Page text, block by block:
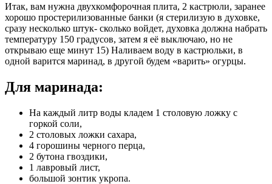
Итак, вам нужна двухкомфорочная плита, 2 кастрюли, заранее
хорошо простерилизованные банки (я стерилизую в духовке,
сразу несколько штук- сколько войдет, духовка должна набрать
температуру 150 градусов, затем я её выключаю, но не
открываю еще минут 15) Наливаем воду в кастрюльки, в
одной варится маринад, в другой будем «варить» огурцы.
Для маринада:
На каждый литр воды кладем 1 столовую ложку с
горкой соли,
2 столовых ложки сахара,
4 горошины черного перца,
2 бутона гвоздики,
1 лавровый лист,
большой зонтик укропа.